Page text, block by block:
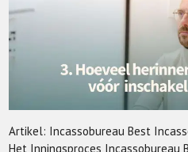
Artikel: Incassobureau Best
Het Inningsproces Incassobureau